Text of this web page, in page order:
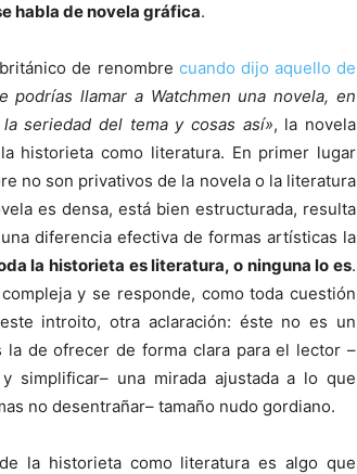
habla de novela gráfica.
de renombre cuando dijo aquello de
podrías llamar a Watchmen una novela, en
seriedad del tema y cosas así», la novela
historieta como literatura. En primer lugar
no son privativos de la novela o la literatura
es densa, está bien estructurada, resulta
diferencia efectiva de formas artísticas la
la historieta es literatura, o ninguna lo es.
y se responde, como toda cuestión
introito, otra aclaración: éste no es un
de ofrecer de forma clara para el lector –
simplificar– una mirada ajustada a lo que
no desentrañar– tamaño nudo gordiano.
la historieta como literatura es algo que